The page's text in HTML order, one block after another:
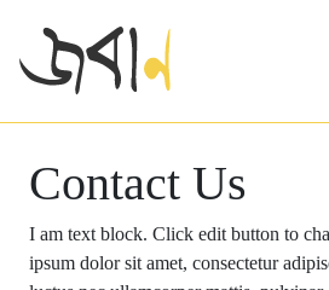
Contact Us
I am text block. Click edit button to
ipsum dolor sit amet, consectetur